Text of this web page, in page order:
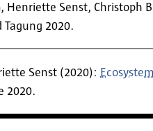
Henriette Senst, Christoph
Tagung 2020.
Senst (2020):
2020.